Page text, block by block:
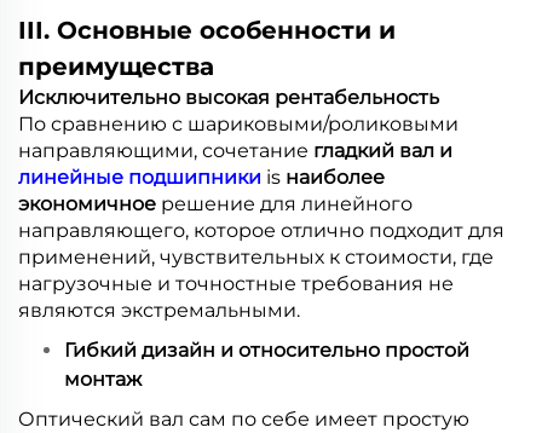
III. Основные особенности и
преимущества
Исключительно высокая рентабельность
По сравнению с шариковыми/роликовыми
направляющими, сочетание гладкий вал и
линейные подшипники is наиболее
экономичное решение для линейного
направляющего, которое отлично подходит для
применений, чувствительных к стоимости, где
нагрузочные и точностные требования не
являются экстремальными.
Гибкий дизайн и относительно простой
монтаж
Оптический вал сам по себе имеет простую